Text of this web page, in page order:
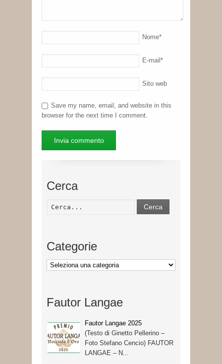
Nome*
E-mail *
Sito web
Save my name, email, and website in this
browser for the next time I comment.
Cerca
Cerca
Categorie
Categorie
Fautor Langae
Fautor Langae 2025
(Testo di Ginetto Pellerino –
Foto Stefano Cencio) FAUTOR
LANGAE – N...